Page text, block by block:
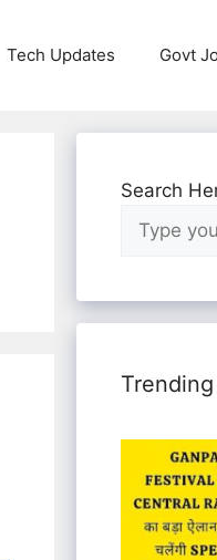
Tech Updates Govt
Search